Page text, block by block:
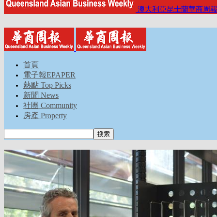
澳大利亞昆士蘭華商周報
首頁
電子報EPAPER
熱點 Top Picks
新聞 News
社團 Community
房產 Property